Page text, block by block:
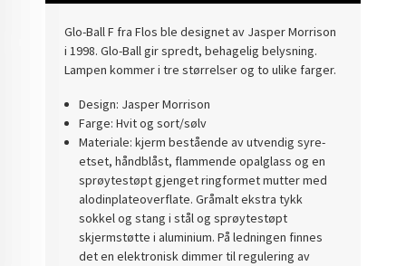
Glo-Ball F fra Flos ble designet av Jasper Morrison
i 1998. Glo-Ball gir spredt, behagelig belysning.
Lampen kommer i tre størrelser og to ulike farger.
Design: Jasper Morrison
Farge: Hvit og sort/sølv
Materiale: kjerm bestående av utvendig syre-
etset, håndblåst, flammende opalglass og en
sprøytestøpt gjenget ringformet mutter med
alodinplateoverflate. Gråmalt ekstra tykk
sokkel og stang i stål og sprøytestøpt
skjermstøtte i aluminium. På ledningen finnes
det en elektronisk dimmer til regulering av